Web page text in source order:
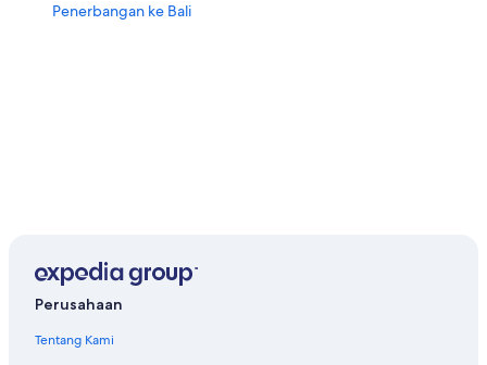
Penerbangan ke Bali
Perusahaan
Tentang Kami